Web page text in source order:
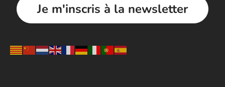
Je m'inscris à la newsletter